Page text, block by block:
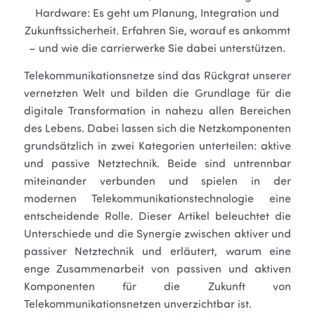
Hardware: Es geht um Planung, Integration und
Zukunftssicherheit. Erfahren Sie, worauf es ankommt
– und wie die carrierwerke Sie dabei unterstützen.
Telekommunikationsnetze sind das Rückgrat unserer
vernetzten Welt und bilden die Grundlage für die
digitale Transformation in nahezu allen Bereichen
des Lebens. Dabei lassen sich die Netzkomponenten
grundsätzlich in zwei Kategorien unterteilen: aktive
und passive Netztechnik. Beide sind untrennbar
miteinander verbunden und spielen in der
modernen Telekommunikationstechnologie eine
entscheidende Rolle. Dieser Artikel beleuchtet die
Unterschiede und die Synergie zwischen aktiver und
passiver Netztechnik und erläutert, warum eine
enge Zusammenarbeit von passiven und aktiven
Komponenten für die Zukunft von
Telekommunikationsnetzen unverzichtbar ist.